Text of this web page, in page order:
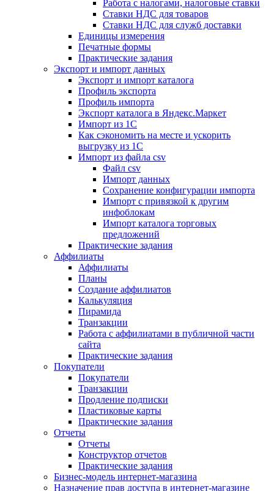
Работа с налогами, налоговые ставки
Ставки НДС для товаров
Ставки НДС для служб доставки
Единицы измерения
Печатные формы
Практические задания
Экспорт и импорт данных
Экспорт и импорт каталога
Профиль экспорта
Профиль импорта
Экспорт каталога в Яндекс.Маркет
Импорт из 1С
Как сэкономить на месте и ускорить
выгрузку из 1С
Импорт из файла csv
Файл csv
Импорт данных
Сохранение конфигурации импорта
Импорт с привязкой к другим
инфоблокам
Импорт каталога торговых
предложений
Практические задания
Аффилиаты
Аффилиаты
Планы
Создание аффилиатов
Калькуляция
Пирамида
Транзакции
Работа с аффилиатами в публичной части
сайта
Практические задания
Покупатели
Покупатели
Транзакции
Продление подписки
Пластиковые карты
Практические задания
Отчеты
Отчеты
Конструктор отчетов
Практические задания
Бизнес-модель интернет-магазина
Назначение прав доступа в интернет-магазине